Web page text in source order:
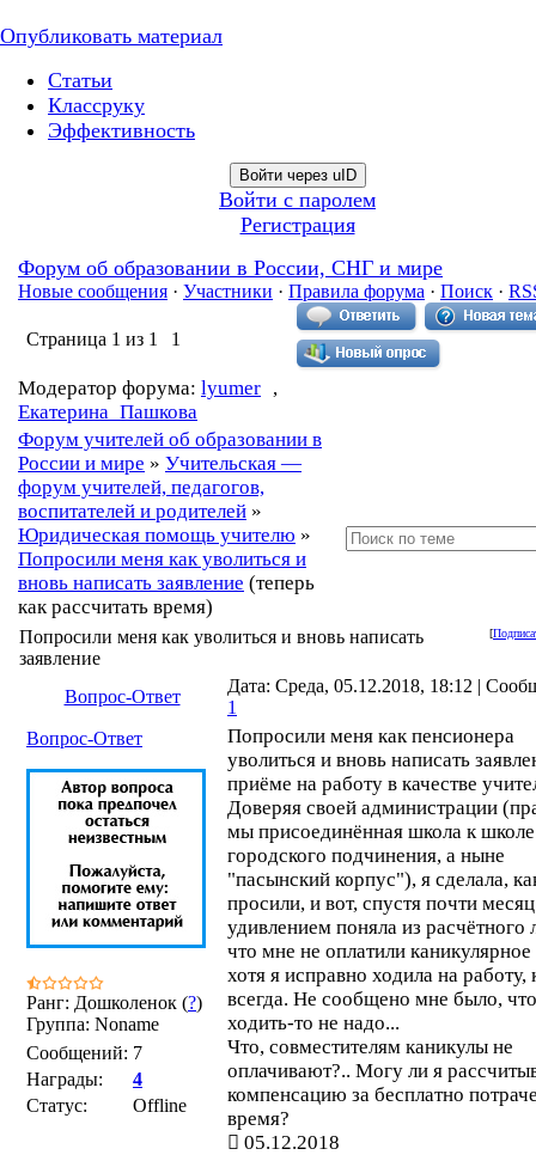
Опубликовать материал
Статьи
Классруку
Эффективность
Войти через uID
Войти с паролем
Регистрация
Форум об образовании в России, СНГ и мире
Новые сообщения · Участники · Правила форума · Поиск ·
Страница 1 из 1 1
Модератор форума: lyumer ,
Екатерина_Пашкова
Форум учителей об образовании в
России и мире » Учительская —
форум учителей, педагогов,
воспитателей и родителей »
Юридическая помощь учителю »
Попросили меня как уволиться и
вновь написать заявление (теперь
как рассчитать время)
[
Попросили меня как уволиться и вновь написать
заявление
Вопрос-Ответ
Дата: Среда, 05.12.2018, 18:12 |
1
Вопрос-Ответ
Ранг: Дошколенок (?)
Группа: Noname
Сообщений: 7
Награды:
4
Статус:
Offline
Попросили меня как пенсионера
уволиться и вновь написать
приёме на работу в качестве
Доверяя своей администрации
мы присоединённая школа к школе
городского подчинения, а ныне
"пасынский корпус"), я сделала,
просили, и вот, спустя почти
удивлением поняла из расчётного
что мне не оплатили
хотя я исправно ходила на работу,
всегда. Не сообщено мне было, что
ходить-то не надо...
Что, совместителям каникулы не
оплачивают?.. Могу ли я
компенсацию за бесплатно
время?
05.12.2018